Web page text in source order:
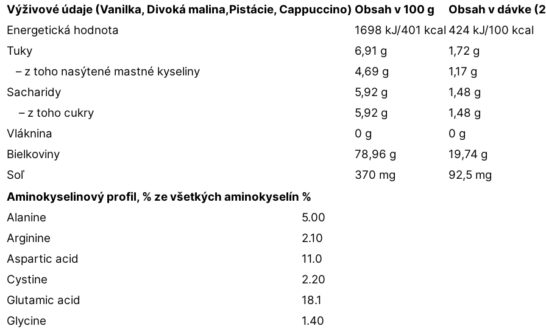
Výživové údaje (Vanilka, Divoká malina,Pistácie, Cappuccino) Obsah v 100 g
Obsah v dávke
Energetická hodnota
1698 kJ/401 kcal 424 kJ/100 kcal
Tuky
6,91 g
1,72 g
– z toho nasýtené mastné kyseliny
4,69 g
1,17 g
Sacharidy
5,92 g
1,48 g
– z toho cukry
5,92 g
1,48 g
Vláknina
0 g
0 g
Bielkoviny
78,96 g
19,74 g
Soľ
370 mg
92,5 mg
Aminokyselinový profil, % ze všetkých aminokyselín %
Alanine
5.00
Arginine
2.10
Aspartic acid
11.0
Cystine
2.20
Glutamic acid
18.1
Glycine
1.40